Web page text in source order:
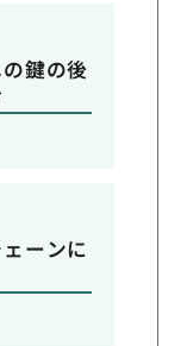
鍵の後
ーンに